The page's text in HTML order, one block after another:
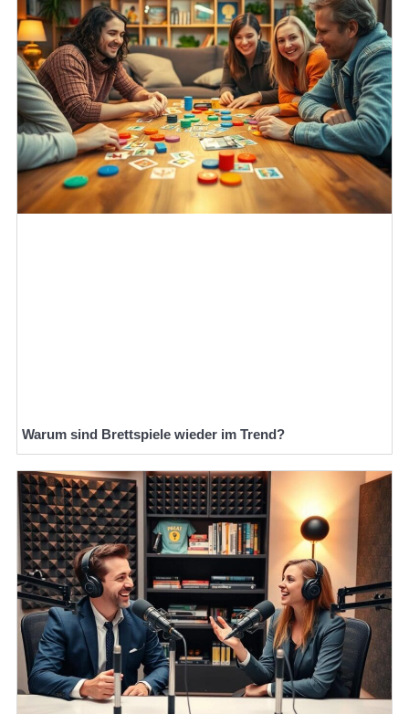
Warum sind Brettspiele wieder im Trend?